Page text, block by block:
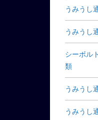
うみうし
うみうし
シーボル
類
うみうし
うみうし